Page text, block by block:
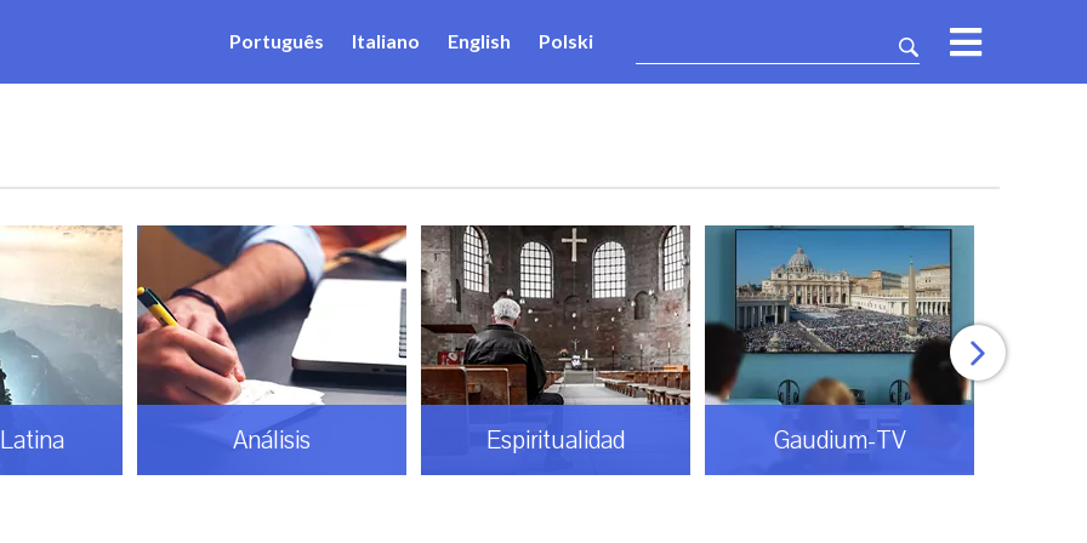
Português Italiano English Polski
Análisis Espiritualidad Gaudium-TV